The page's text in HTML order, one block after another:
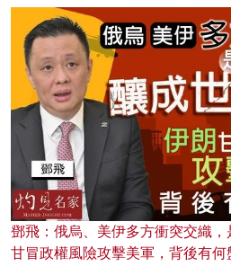
鄧飛：俄烏、美伊多方衝突交織
甘冒政權風險攻擊美軍，背後有何